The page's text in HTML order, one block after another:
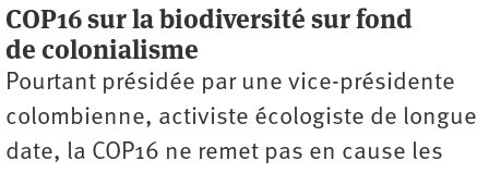
COP16 sur la biodiversité sur fond
de colonialisme
Pourtant présidée par une vice-présidente
colombienne, activiste écologiste de longue
date, la COP16 ne remet pas en cause les